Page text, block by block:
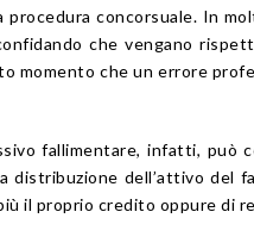
procedura concorsuale. In
che vengano
momento che un errore
fallimentare, infatti, può
distribuzione dell’attivo del
il proprio credito oppure di